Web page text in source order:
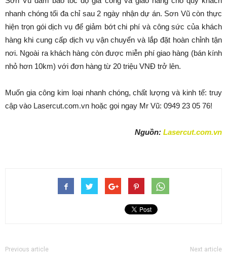
nhanh chóng tối đa chỉ sau 2 ngày nhận dự án. Sơn Vũ còn thực
hiện trọn gói dịch vụ để giảm bớt chi phí và công sức của khách
hàng khi cung cấp dịch vụ vận chuyển và lắp đặt hoàn chỉnh tận
nơi. Ngoài ra khách hàng còn được miễn phí giao hàng (bán kính
nhỏ hơn 10km) với đơn hàng từ 20 triệu VNĐ trở lên.
Muốn gia công kim loại nhanh chóng, chất lượng và kinh tế: truy
cập vào Lasercut.com.vn hoặc gọi ngay Mr Vũ: 0949 23 05 76!
Nguồn: Lasercut.com.vn
Previous article Next article